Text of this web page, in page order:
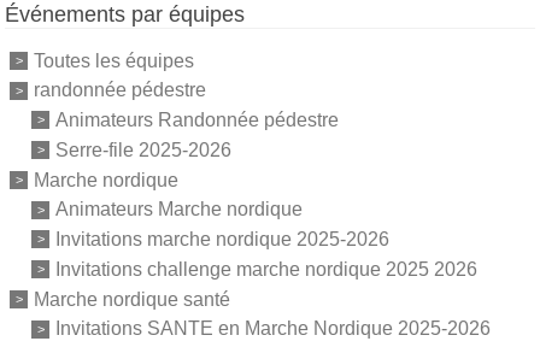
Événements par équipes
Toutes les équipes
randonnée pédestre
Animateurs Randonnée pédestre
Serre-file 2025-2026
Marche nordique
Animateurs Marche nordique
Invitations marche nordique 2025-2026
Invitations challenge marche nordique 2025 2026
Marche nordique santé
Invitations SANTE en Marche Nordique 2025-2026